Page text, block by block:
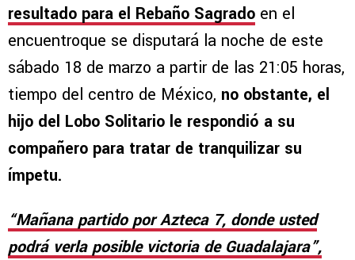
resultado para el Rebaño Sagrado en el
encuentroque se disputará la noche de este
sábado 18 de marzo a partir de las 21:05 horas,
tiempo del centro de México, no obstante, el
hijo del Lobo Solitario le respondió a su
compañero para tratar de tranquilizar su
ímpetu.
“Mañana partido por Azteca 7, donde usted
podrá verla posible victoria de Guadalajara”,